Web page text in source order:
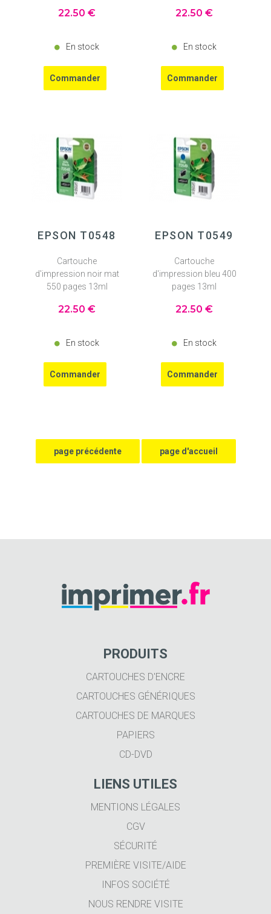
22.50 €
En stock
22.50 €
En stock
EPSON T0548
Cartouche
d'impression noir mat
550 pages 13ml
22.50 €
En stock
EPSON T0549
Cartouche
d'impression bleu 400
pages 13ml
22.50 €
En stock
PRODUITS
CARTOUCHES D'ENCRE
CARTOUCHES GÉNÉRIQUES
CARTOUCHES DE MARQUES
PAPIERS
CD-DVD
LIENS UTILES
MENTIONS LÉGALES
CGV
SÉCURITÉ
PREMIÈRE VISITE/AIDE
INFOS SOCIÉTÉ
NOUS RENDRE VISITE